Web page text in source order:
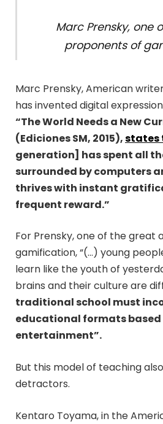
Marc Prensky, one
proponents of
Marc Prensky, American
has invented digital
“The World Needs a New
(Ediciones SM, 2015),states
generation] has spent all
surrounded by computers
thrives with instant
frequent reward.”
For Prensky, one of the great
gamification, “(…) young
learn like the youth of
brains and their culture are
traditional school must
educational formats based
entertainment”.
But this model of teaching
detractors.
Kentaro Toyama, in the